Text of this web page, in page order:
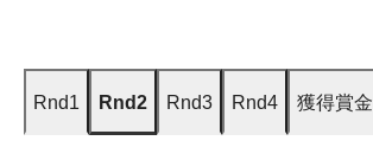
Rnd1 Rnd2 Rnd3 Rnd4 獲得賞金